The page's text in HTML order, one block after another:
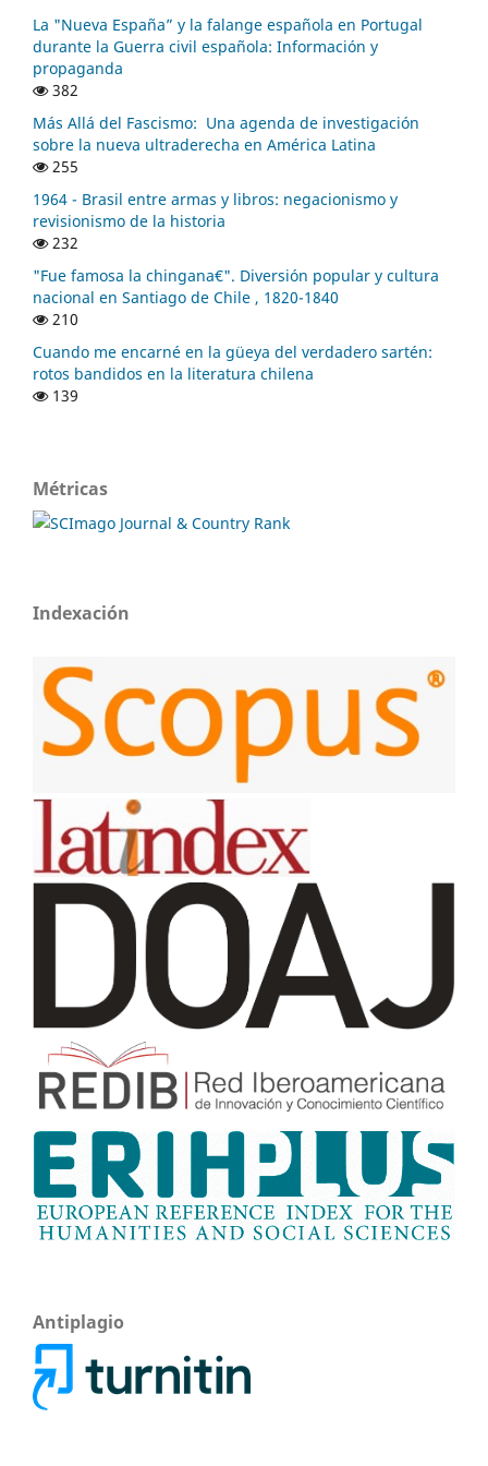
La "Nueva España” y la falange española en Portugal
durante la Guerra civil española: Información y
propaganda
382
Más Allá del Fascismo: Una agenda de investigación
sobre la nueva ultraderecha en América Latina
255
1964 - Brasil entre armas y libros: negacionismo y
revisionismo de la historia
232
"Fue famosa la chingana€". Diversión popular y cultura
nacional en Santiago de Chile , 1820-1840
210
Cuando me encarné en la güeya del verdadero sartén:
rotos bandidos en la literatura chilena
139
Métricas
Indexación
Antiplagio